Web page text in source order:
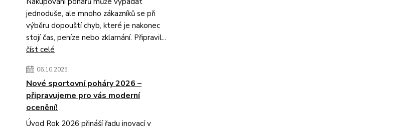
jednoduše, ale mnoho zákazníků se při
výběru dopouští chyb, které je nakonec
stojí čas, peníze nebo zklamání. Připravil...
číst celé
06.10.2025
Nové sportovní poháry 2026 –
připravujeme pro vás moderní
ocenění!
Úvod Rok 2026 přináší řadu inovací v